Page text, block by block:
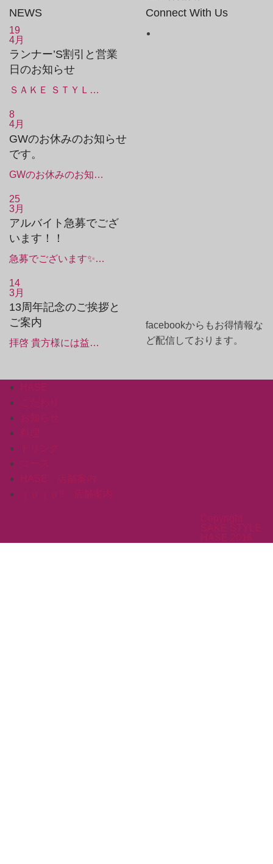
NEWS
19
4月
ランナー’S割引と営業
日のお知らせ
ＳＡＫＥ ＳＴＹＬ…
8
4月
GWのお休みのお知らせ
です。
GWのお休みのお知…
25
3月
アルバイト急募でござ
います！！
急募でございます✨…
14
3月
13周年記念のご挨拶と
ご案内
拝啓 貴方様には益…
Connect With Us
facebookからもお得情報な
ど配信しております。